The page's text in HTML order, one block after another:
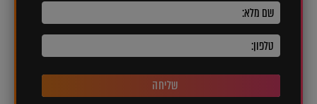
שליחה